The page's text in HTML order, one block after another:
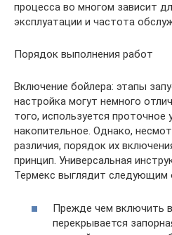
процесса во многом зависит
эксплуатации и частота
Порядок выполнения работ
Включение бойлера: этапы
настройка могут немного
того, используется проточное
накопительное. Однако,
различия, порядок их
принцип. Универсальная
Термекс выглядит следующим
Прежде чем включить
перекрывается